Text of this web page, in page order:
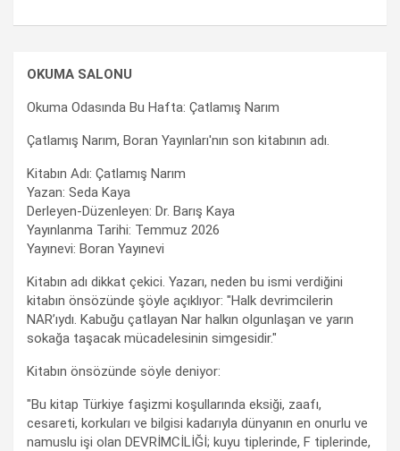
OKUMA SALONU
Okuma Odasında Bu Hafta: Çatlamış Narım
Çatlamış Narım, Boran Yayınları'nın son kitabının adı.
Kitabın Adı: Çatlamış Narım
Yazan: Seda Kaya
Derleyen-Düzenleyen: Dr. Barış Kaya
Yayınlanma Tarihi: Temmuz 2026
Yayınevi: Boran Yayınevi
Kitabın adı dikkat çekici. Yazarı, neden bu ismi verdiğini
kitabın önsözünde şöyle açıklıyor: "Halk devrimcilerin
NAR’ıydı. Kabuğu çatlayan Nar halkın olgunlaşan ve yarın
sokağa taşacak mücadelesinin simgesidir."
Kitabın önsözünde söyle deniyor:
"Bu kitap Türkiye faşizmi koşullarında eksiği, zaafı,
cesareti, korkuları ve bilgisi kadarıyla dünyanın en onurlu ve
namuslu işi olan DEVRİMCİLİĞİ; kuyu tiplerinde, F tiplerinde,